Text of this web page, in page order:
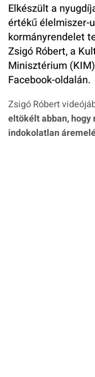
Elkészült a
értékű élelmiszer-
kormányrendelet
Zsigó Róbert, a
Minisztérium
Facebook-oldalán.
Zsigó Róbert
eltökélt abban,
indokolatlan